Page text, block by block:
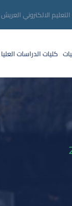
الالكتروني العريش
كليات الدراسات العليا